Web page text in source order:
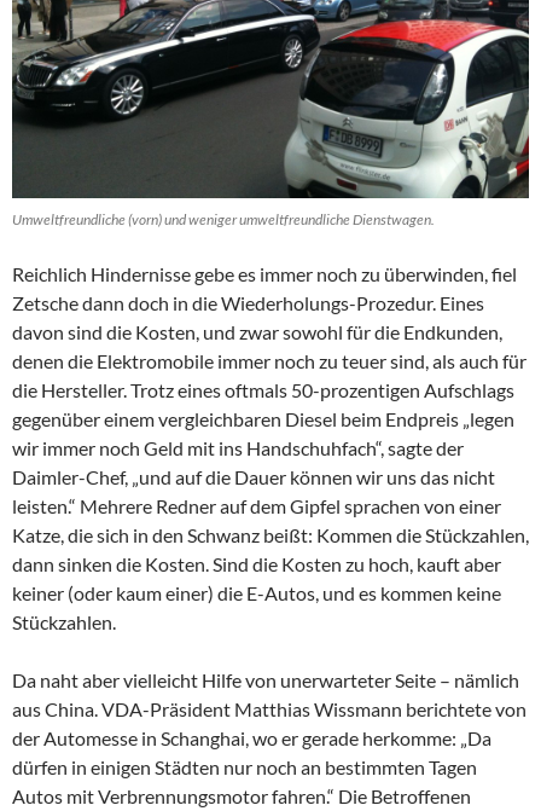
Umweltfreundliche (vorn) und weniger umweltfreundliche Dienstwagen.
Reichlich Hindernisse gebe es immer noch zu überwinden, fiel
Zetsche dann doch in die Wiederholungs-Prozedur. Eines
davon sind die Kosten, und zwar sowohl für die Endkunden,
denen die Elektromobile immer noch zu teuer sind, als auch für
die Hersteller. Trotz eines oftmals 50-prozentigen Aufschlags
gegenüber einem vergleichbaren Diesel beim Endpreis „legen
wir immer noch Geld mit ins Handschuhfach“, sagte der
Daimler-Chef, „und auf die Dauer können wir uns das nicht
leisten.“ Mehrere Redner auf dem Gipfel sprachen von einer
Katze, die sich in den Schwanz beißt: Kommen die Stückzahlen,
dann sinken die Kosten. Sind die Kosten zu hoch, kauft aber
keiner (oder kaum einer) die E-Autos, und es kommen keine
Stückzahlen.
Da naht aber vielleicht Hilfe von unerwarteter Seite – nämlich
aus China. VDA-Präsident Matthias Wissmann berichtete von
der Automesse in Schanghai, wo er gerade herkomme: „Da
dürfen in einigen Städten nur noch an bestimmten Tagen
Autos mit Verbrennungsmotor fahren.“ Die Betroffenen